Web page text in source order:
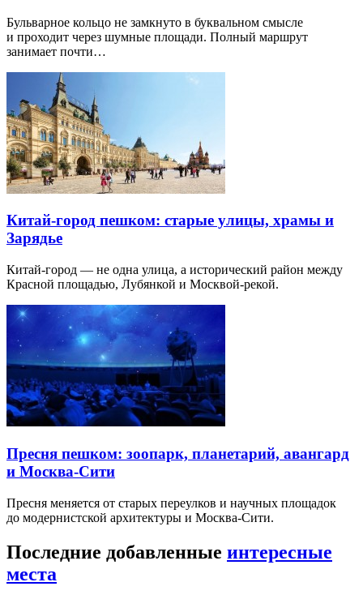
Бульварное кольцо не замкнуто в буквальном смысле
и проходит через шумные площади. Полный маршрут
занимает почти…
Китай-город пешком: старые улицы, храмы и
Зарядье
Китай-город — не одна улица, а исторический район между
Красной площадью, Лубянкой и Москвой-рекой.
Пресня пешком: зоопарк, планетарий, авангард
и Москва-Сити
Пресня меняется от старых переулков и научных площадок
до модернистской архитектуры и Москва-Сити.
Последние добавленные интересные
места